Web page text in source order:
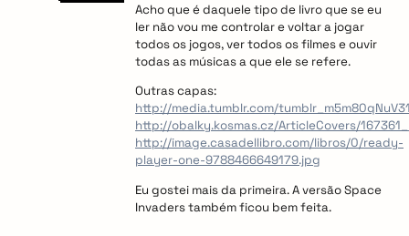
Acho que é daquele tipo de livro que se eu
ler não vou me controlar e voltar a jogar
todos os jogos, ver todos os filmes e ouvir
todas as músicas a que ele se refere.
Outras capas:
http://media.tumblr.com/
http://obalky.kosmas.cz/ArticleCovers/
http://image.casadellibro.com/libros/0/ready-
player-one-9788466649179.jpg
Eu gostei mais da primeira. A versão Space
Invaders também ficou bem feita.